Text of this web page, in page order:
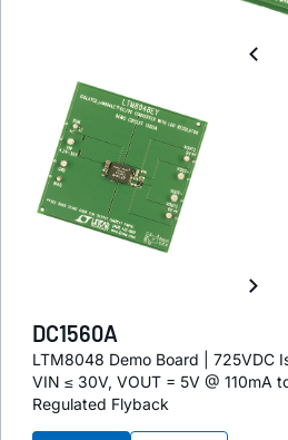
DC1560A
LTM8048 Demo Board | 725VDC
VIN ≤ 30V, VOUT = 5V @ 110mA
Regulated Flyback